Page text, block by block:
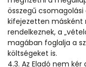
összegű csomagolási
kifejezetten másként
rendelkeznek, a
magában foglalja a
költségeket is.
4.3. Az Eladó nem